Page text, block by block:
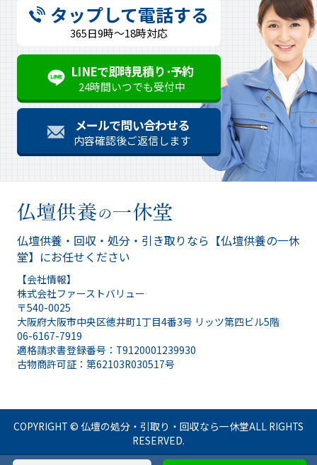
タップして電話する
365日9時～18時対応
LINEで即時見積り･予約
24時間いつでも受付中
メールで問い合わせる
内容確認後ご返信します
仏壇供養・回収・処分・引き取りなら 【仏壇供養の一休
堂】にお任せください
【会社情報】
株式会社ファーストバリュー
〒540-0025
大阪府大阪市中央区徳井町1丁目4番3号 リッツ第四ビル5階
06-6167-7919
適格請求書登録番号：T9120001239930
古物商許可証：第62103R030517号
COPYRIGHT © 仏壇の処分・引取り・回収なら一休堂ALL RIGHTS
RESERVED.